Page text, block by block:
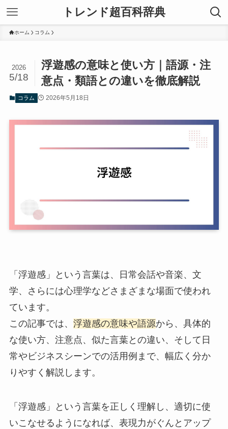
トレンド超百科辞典
ホーム コラム
浮遊感の意味と使い方｜語源・注
意点・類語との違いを徹底解説
2026
5/18
コラム 2026年5月18日
「浮遊感」という言葉は、日常会話や音楽、文
学、さらには心理学などさまざまな場面で使われ
ています。
この記事では、 浮遊感の意味や語源から、具体的
な使い方、注意点、似た言葉との違い、そして日
常やビジネスシーンでの活用例まで、幅広く分か
りやすく解説します。
「浮遊感」という言葉を正しく理解し、適切に使
いこなせるようになれば、表現力がぐんとアップ